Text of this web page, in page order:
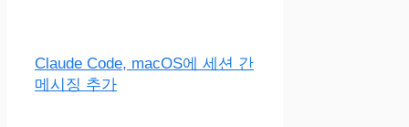
Claude Code, macOS에 세션 간
메시징 추가